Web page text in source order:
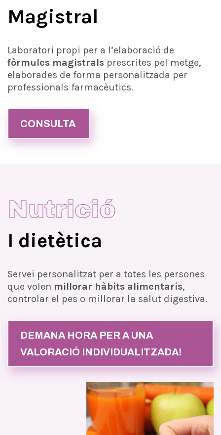
Magistral
Laboratori propi per a l’elaboració de
fòrmules magistrals prescrites pel metge,
elaborades de forma personalitzada per
professionals farmacèutics.
CONSULTA
Nutrició
I dietètica
Servei personalitzat per a totes les persones
que volen millorar hàbits alimentaris,
controlar el pes o millorar la salut digestiva.
DEMANA HORA PER A UNA
VALORACIÓ INDIVIDUALITZADA!